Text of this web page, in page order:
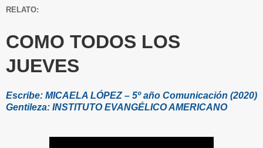
RELATO:
COMO TODOS LOS
JUEVES
Escribe: MICAELA LÓPEZ – 5º año Comunicación (2020)
Gentileza: INSTITUTO EVANGÉLICO AMERICANO